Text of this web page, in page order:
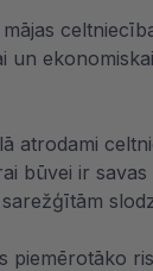
un
atrodami
būvei ir
piemērotāko